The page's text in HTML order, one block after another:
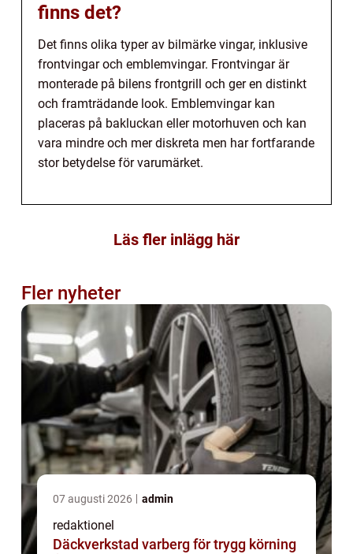
finns det?
Det finns olika typer av bilmärke vingar, inklusive
frontvingar och emblemvingar. Frontvingar är
monterade på bilens frontgrill och ger en distinkt
och framträdande look. Emblemvingar kan
placeras på bakluckan eller motorhuven och kan
vara mindre och mer diskreta men har fortfarande
stor betydelse för varumärket.
Läs fler inlägg här
Fler nyheter
07 augusti 2026 admin
redaktionel
Däckverkstad varberg för trygg körning